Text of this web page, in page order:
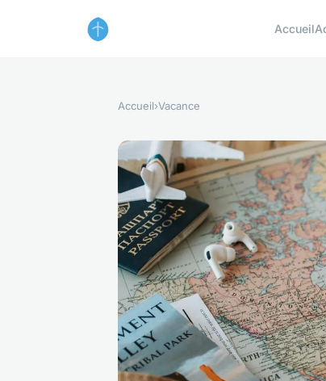
Accueil
Accueil›Vacance